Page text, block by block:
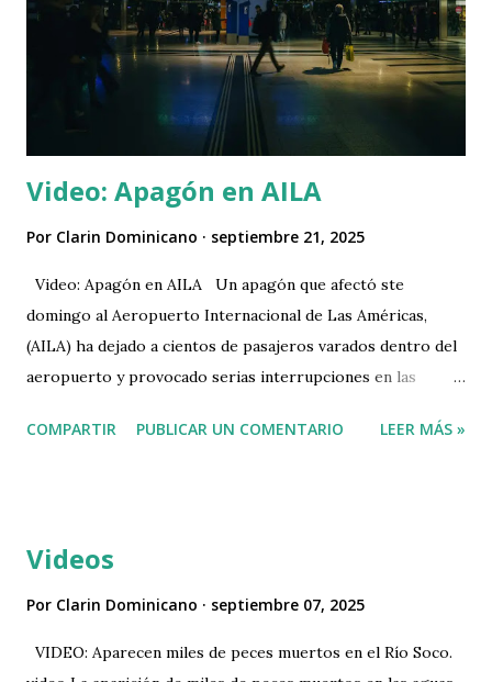
Video: Apagón en AILA
Por Clarin Dominicano septiembre 21, 2025
Video: Apagón en AILA Un apagón que afectó ste
domingo al Aeropuerto Internacional de Las Américas,
(AILA) ha dejado a cientos de pasajeros varados dentro del
aeropuerto y provocado serias interrupciones en las
que afectan a los viajeros. De acuerdo con la información
publicada este domingo por Somos Pueblo en su cuenta de
Internacional de Las Américas, José Francisco Peña Gómez
COMPARTIR PUBLICAR UN COMENTARIO LEER MÁS »
Videos
Por Clarin Dominicano septiembre 07, 2025
VIDEO: Aparecen miles de peces muertos en el Río Soco.